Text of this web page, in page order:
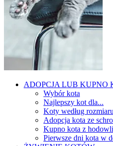
ADOPCJA LUB KUPNO
Wybór kota
Najlepszy kot dla...
Koty według
Adopcja kota ze
Kupno kota z hodowli
Pierwsze dni kota w